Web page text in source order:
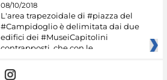
08/10/2018
L'area trapezoidale di #piazza del
#Campidoglio è delimitata dai due
edifici dei #MuseiCapitolini
contrapposti, che con le